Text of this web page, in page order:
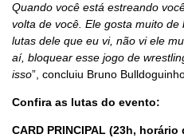
Quando você está estreando
volta de você. Ele gosta muito
lutas dele que eu vi, não vi ele
aí, bloquear esse jogo de
isso”, concluiu Bruno
Confira as lutas do evento:
CARD PRINCIPAL (23h, horário